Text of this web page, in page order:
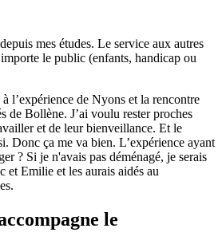
mes études. Le service aux autres
le public (enfants, handicap ou
à l’expérience de Nyons et la rencontre
de Bollène. J’ai voulu rester proches
et de leur bienveillance. Et le
Donc ça me va bien. L’expérience ayant
? Si je n'avais pas déménagé, je serais
et Emilie et les aurais aidés au
le